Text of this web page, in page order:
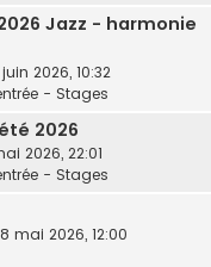
Jazz - harmonie
2026, 10:32
- Stages
2026
2026, 22:01
- Stages
mai 2026, 12:00